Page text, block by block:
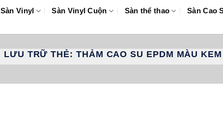
Sàn Vinyl Sàn Vinyl Cuộn Sàn thể thao Sàn Cao
LƯU TRỮ THẺ: THẢM CAO SU EPDM MÀU KEM